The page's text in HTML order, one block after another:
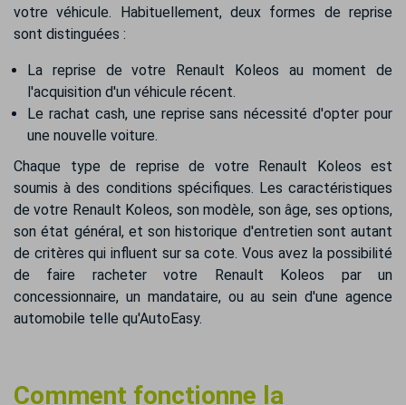
votre véhicule. Habituellement, deux formes de reprise
sont distinguées :
La reprise de votre Renault Koleos au moment de
l'acquisition d'un véhicule récent.
Le rachat cash, une reprise sans nécessité d'opter pour
une nouvelle voiture.
Chaque type de reprise de votre Renault Koleos est
soumis à des conditions spécifiques. Les caractéristiques
de votre Renault Koleos, son modèle, son âge, ses options,
son état général, et son historique d'entretien sont autant
de critères qui influent sur sa cote. Vous avez la possibilité
de faire racheter votre Renault Koleos par un
concessionnaire, un mandataire, ou au sein d'une agence
automobile telle qu'AutoEasy.
Comment fonctionne la